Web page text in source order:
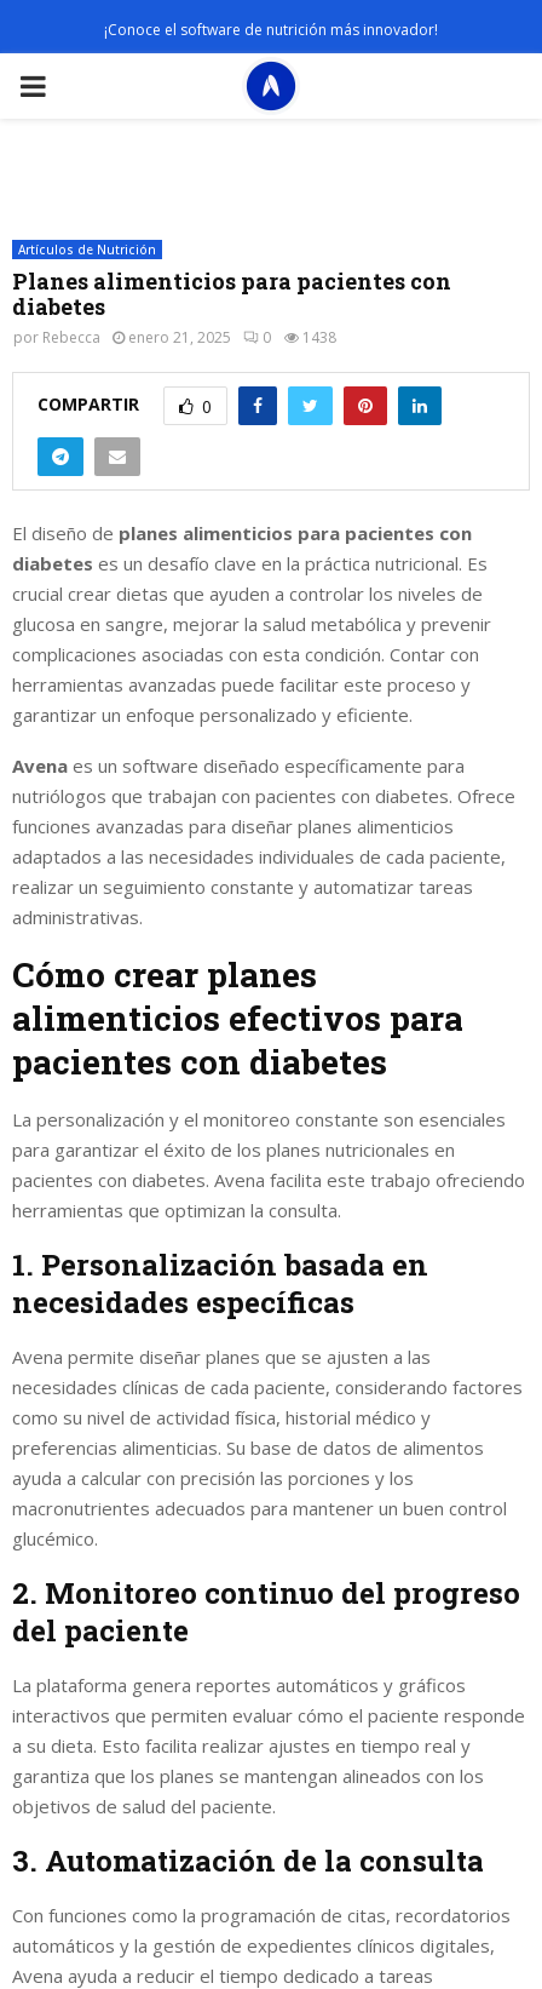
¡Conoce el software de nutrición más innovador!
PRIMARY
Artículos de Nutrición
Planes alimenticios para pacientes con
diabetes
por Rebecca enero 21, 2025 0 1438
COMPARTIR 0
El diseño de planes alimenticios para pacientes con
diabetes es un desafío clave en la práctica nutricional. Es
crucial crear dietas que ayuden a controlar los niveles de
glucosa en sangre, mejorar la salud metabólica y prevenir
complicaciones asociadas con esta condición. Contar con
herramientas avanzadas puede facilitar este proceso y
garantizar un enfoque personalizado y eficiente.
Avena es un software diseñado específicamente para
nutriólogos que trabajan con pacientes con diabetes. Ofrece
funciones avanzadas para diseñar planes alimenticios
adaptados a las necesidades individuales de cada paciente,
realizar un seguimiento constante y automatizar tareas
administrativas.
Cómo crear planes
alimenticios efectivos para
pacientes con diabetes
La personalización y el monitoreo constante son esenciales
para garantizar el éxito de los planes nutricionales en
pacientes con diabetes. Avena facilita este trabajo ofreciendo
herramientas que optimizan la consulta.
1. Personalización basada en
necesidades específicas
Avena permite diseñar planes que se ajusten a las
necesidades clínicas de cada paciente, considerando factores
como su nivel de actividad física, historial médico y
preferencias alimenticias. Su base de datos de alimentos
ayuda a calcular con precisión las porciones y los
macronutrientes adecuados para mantener un buen control
glucémico.
2. Monitoreo continuo del progreso
del paciente
La plataforma genera reportes automáticos y gráficos
interactivos que permiten evaluar cómo el paciente responde
a su dieta. Esto facilita realizar ajustes en tiempo real y
garantiza que los planes se mantengan alineados con los
objetivos de salud del paciente.
3. Automatización de la consulta
Con funciones como la programación de citas, recordatorios
automáticos y la gestión de expedientes clínicos digitales,
Avena ayuda a reducir el tiempo dedicado a tareas